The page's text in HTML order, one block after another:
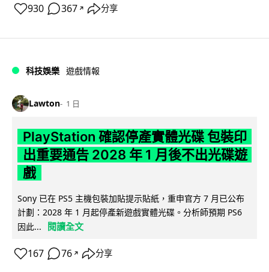
930 367 ↗ 分享
科技娛樂 遊戲情報
Lawton 1 日
PlayStation 確認停產實體光碟 包裝印
出重要通告 2028 年 1 月後不出光碟遊
戲
Sony 已在 PS5 主機包裝加貼提示貼紙，重申官方 7 月已公布
計劃：2028 年 1 月起停產新遊戲實體光碟。分析師預期 PS6
因此...
閱讀全文
167 76 ↗ 分享